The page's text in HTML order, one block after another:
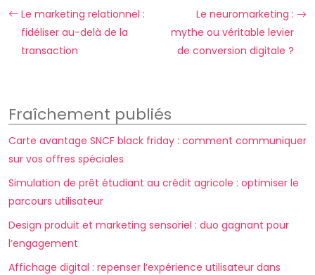
Le marketing relationnel :
fidéliser au-delà de la
transaction
Le neuromarketing :
mythe ou véritable levier
de conversion digitale ?
Fraîchement publiés
Carte avantage SNCF black friday : comment communiquer
sur vos offres spéciales
Simulation de prêt étudiant au crédit agricole : optimiser le
parcours utilisateur
Design produit et marketing sensoriel : duo gagnant pour
l’engagement
Affichage digital : repenser l’expérience utilisateur dans